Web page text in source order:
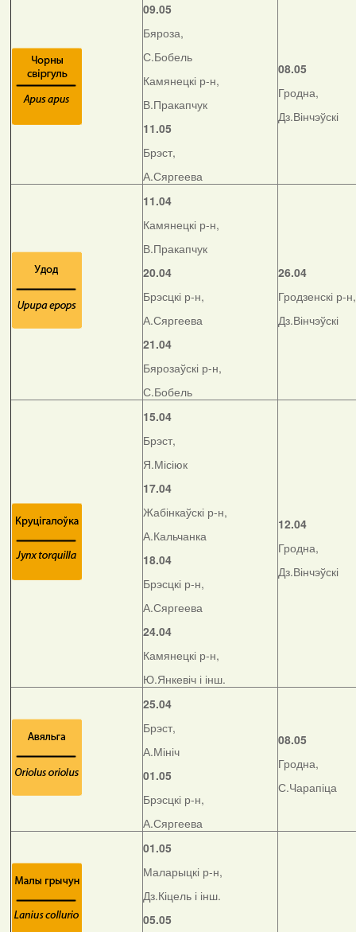
09.05
Бяроза,
С.Бобель
Камянецкі р-н,
В.Пракапчук
11.05
Брэст,
А.Сяргеева
08.05
Гродна,
Дз.Вінчэўскі
11.04
Камянецкі р-н,
В.Пракапчук
20.04
Брэсцкі р-н,
А.Сяргеева
21.04
Бярозаўскі р-н,
С.Бобель
26.04
Гродзенскі р-н,
Дз.Вінчэўскі
15.04
Брэст,
Я.Місіюк
17.04
Жабінкаўскі р-н,
А.Кальчанка
18.04
Брэсцкі р-н,
А.Сяргеева
24.04
Камянецкі р-н,
Ю.Янкевіч і інш.
12.04
Гродна,
Дз.Вінчэўскі
25.04
Брэст,
А.Мініч
01.05
Брэсцкі р-н,
А.Сяргеева
08.05
Гродна,
С.Чарапіца
01.05
Маларыцкі р-н,
Дз.Кіцель і інш.
05.05